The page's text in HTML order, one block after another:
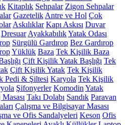
Kitaplık Sehpalar Zigon Sehpalar
Gazetelik Antre ve Hol Çok
Askılıklar Kapı Askısı Duvar
Dresuar AyakkabılıkYatak Odası
Sürgülü Gardırop Bez Gardırop
Yüklük Baza Tek Kişilik Baza
Çift Kişilik Yatak Başlığı Tek
Çift Kişilik Yatak Tek Kişilik
Pedi & Şiltesi Karyola Tek Kişilik
Şifonyerler Komodin Yatak
Takı Dolabı Sandık Paravan
Çalışma ve Bilgisayar Masası
ve Ofis Sandalyeleri Keson Ofis